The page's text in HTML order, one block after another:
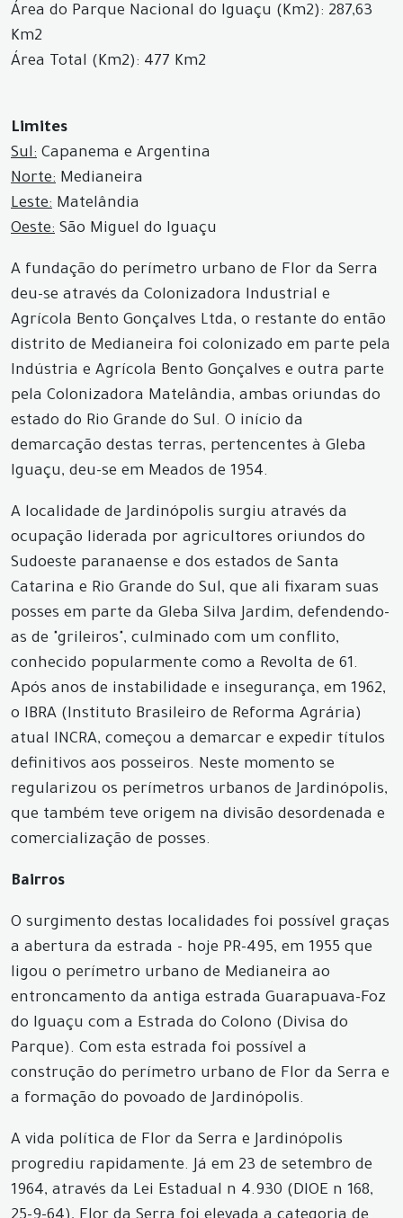
Área do Parque Nacional do Iguaçu (Km2): 287,63
Km2
Área Total (Km2): 477 Km2
Limites
Sul: Capanema e Argentina
Norte: Medianeira
Leste: Matelândia
Oeste: São Miguel do Iguaçu
A fundação do perímetro urbano de Flor da Serra
deu-se através da Colonizadora Industrial e
Agrícola Bento Gonçalves Ltda, o restante do então
distrito de Medianeira foi colonizado em parte pela
Indústria e Agrícola Bento Gonçalves e outra parte
pela Colonizadora Matelândia, ambas oriundas do
estado do Rio Grande do Sul. O início da
demarcação destas terras, pertencentes à Gleba
Iguaçu, deu-se em Meados de 1954.
A localidade de Jardinópolis surgiu através da
ocupação liderada por agricultores oriundos do
Sudoeste paranaense e dos estados de Santa
Catarina e Rio Grande do Sul, que ali fixaram suas
posses em parte da Gleba Silva Jardim, defendendo-
as de "grileiros", culminado com um conflito,
conhecido popularmente como a Revolta de 61.
Após anos de instabilidade e insegurança, em 1962,
o IBRA (Instituto Brasileiro de Reforma Agrária)
atual INCRA, começou a demarcar e expedir títulos
definitivos aos posseiros. Neste momento se
regularizou os perímetros urbanos de Jardinópolis,
que também teve origem na divisão desordenada e
comercialização de posses.
Bairros
O surgimento destas localidades foi possível graças
a abertura da estrada - hoje PR-495, em 1955 que
ligou o perímetro urbano de Medianeira ao
entroncamento da antiga estrada Guarapuava-Foz
do Iguaçu com a Estrada do Colono (Divisa do
Parque). Com esta estrada foi possível a
construção do perímetro urbano de Flor da Serra e
a formação do povoado de Jardinópolis.
A vida política de Flor da Serra e Jardinópolis
progrediu rapidamente. Já em 23 de setembro de
1964, através da Lei Estadual n 4.930 (DIOE n 168,